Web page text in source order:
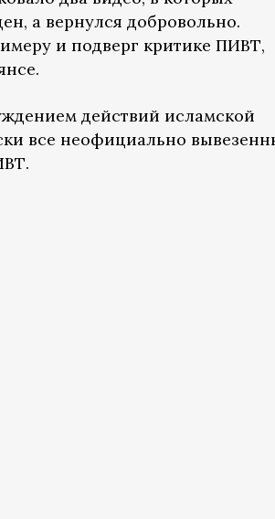
а вернулся добровольно.
и подверг критике ПИВТ,
действий исламской
все неофициально